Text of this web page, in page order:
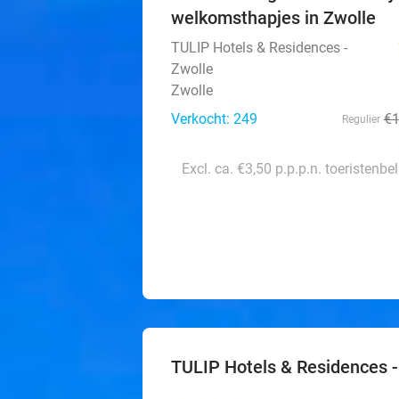
welkomsthapjes in Zwolle
TULIP Hotels & Residences -
Zwolle
Zwolle
Verkocht: 249
Regulier
Excl. ca. €3,50 p.p.p.n.
TULIP Hotels & Residences